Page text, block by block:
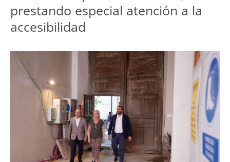
prestando especial atención a la
accesibilidad